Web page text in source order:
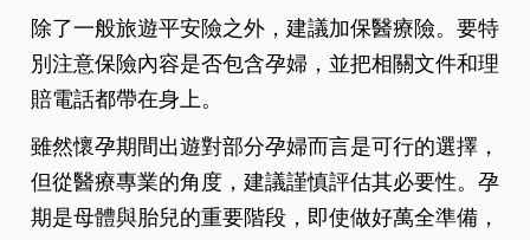
除了一般旅遊平安險之外，建議加保醫療險。要特
別注意保險內容是否包含孕婦，並把相關文件和理
賠電話都帶在身上。
雖然懷孕期間出遊對部分孕婦而言是可行的選擇，
但從醫療專業的角度，建議謹慎評估其必要性。孕
期是母體與胎兒的重要階段，即使做好萬全準備，